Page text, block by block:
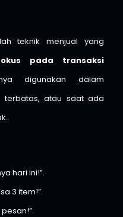
teknik menjual yang
pada transaksi
digunakan dalam
terbatas, atau saat ada
hari ini!”.
3 item!”.